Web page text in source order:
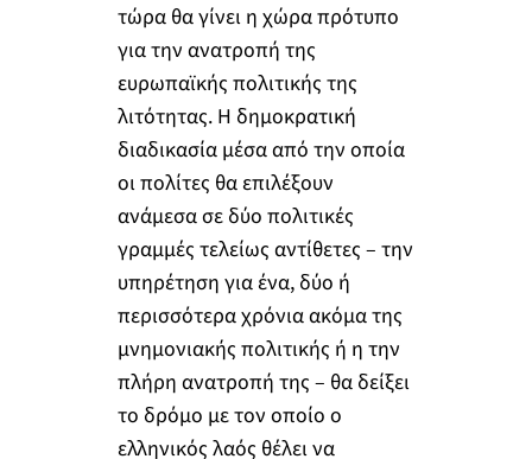
τώρα θα γίνει η χώρα πρότυπο
για την ανατροπή της
ευρωπαϊκής πολιτικής της
λιτότητας. Η δημοκρατική
διαδικασία μέσα από την οποία
οι πολίτες θα επιλέξουν
ανάμεσα σε δύο πολιτικές
γραμμές τελείως αντίθετες – την
υπηρέτηση για ένα, δύο ή
περισσότερα χρόνια ακόμα της
μνημονιακής πολιτικής ή η την
πλήρη ανατροπή της – θα δείξει
το δρόμο με τον οποίο ο
ελληνικός λαός θέλει να